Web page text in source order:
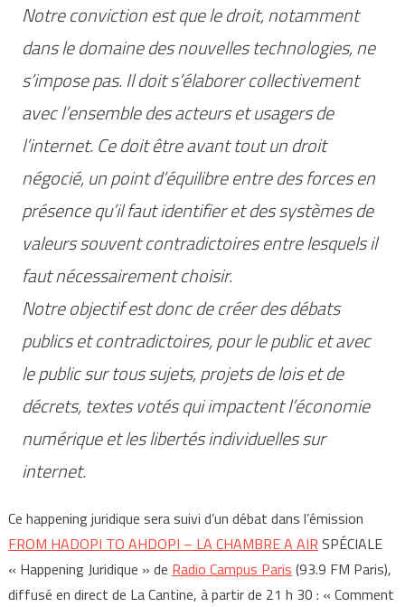
Notre conviction est que le droit, notamment
dans le domaine des nouvelles technologies, ne
s’impose pas. Il doit s’élaborer collectivement
avec l’ensemble des acteurs et usagers de
l’internet. Ce doit être avant tout un droit
négocié, un point d’équilibre entre des forces en
présence qu’il faut identifier et des systèmes de
valeurs souvent contradictoires entre lesquels il
faut nécessairement choisir.
Notre objectif est donc de créer des débats
publics et contradictoires, pour le public et avec
le public sur tous sujets, projets de lois et de
décrets, textes votés qui impactent l’économie
numérique et les libertés individuelles sur
internet.
Ce happening juridique sera suivi d’un débat dans l’émission
FROM HADOPI TO AHDOPI – LA CHAMBRE A AIR SPÉCIALE
« Happening Juridique » de Radio Campus Paris (93.9 FM Paris),
diffusé en direct de La Cantine, à partir de 21 h 30 : « Comment